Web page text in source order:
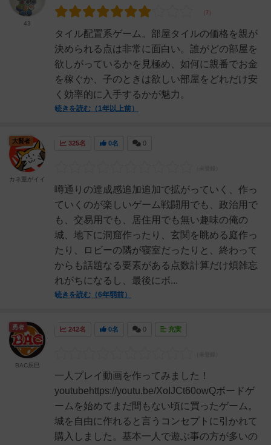
タイル配置系ゲーム。部屋タイルの価格を親が
決められる点は非常に面白い。誰がどの部屋を
欲しがっているかを見極め、如何に親番でお金
を稼ぐか、子のときは欲しい部屋をどれだけ安
く効率的に入手するかが魅力。
続きを読む（1年以上前）
43
325名 0名 0
噂通りの達成感追加追加で拡がっていく、作っ
ていくのが楽しいゲーム戦闘用でも、政治用で
も、交易用でも、居住用でも無い趣味の俺の
城、地下に洞窟作ったり、玄関を眺める庭作っ
たり、ロビーの隣が寝室だったりと、終わって
からも話題なる要素がある点数計算だけ煩雑忘
れがちになるし、最後にボ...
続きを読む（6年弱前）
大賢者
カネ重がイイ
242名 0名 0 充実
一人プレイ動画を作ってみました！
youtubehttps://youtu.be/XoIJCt60owQボードゲ
ームを始めてまだ間もない頃に買ったゲーム。
城を自由に作れると言うコンセプトに引かれて
購入しました。基本一人で遊ぶ事の方が多いの
勇者
BAC辰巳